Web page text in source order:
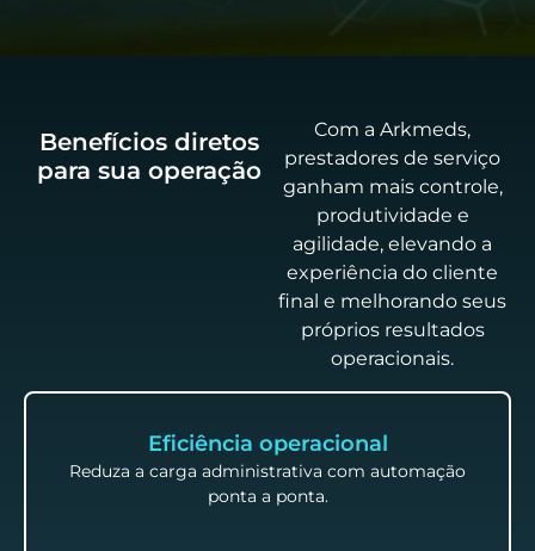
Benefícios diretos
para sua operação
Com a Arkmeds,
prestadores de serviço
ganham mais controle,
produtividade e
agilidade, elevando a
experiência do cliente
final e melhorando seus
próprios resultados
operacionais.
Eficiência operacional
Reduza a carga administrativa com automação
ponta a ponta.